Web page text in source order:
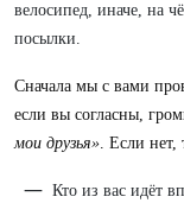
велосипед, иначе, на
посылки.
Сначала мы с вами
если вы согласны,
мои друзья». Если нет,
Кто из вас идёт